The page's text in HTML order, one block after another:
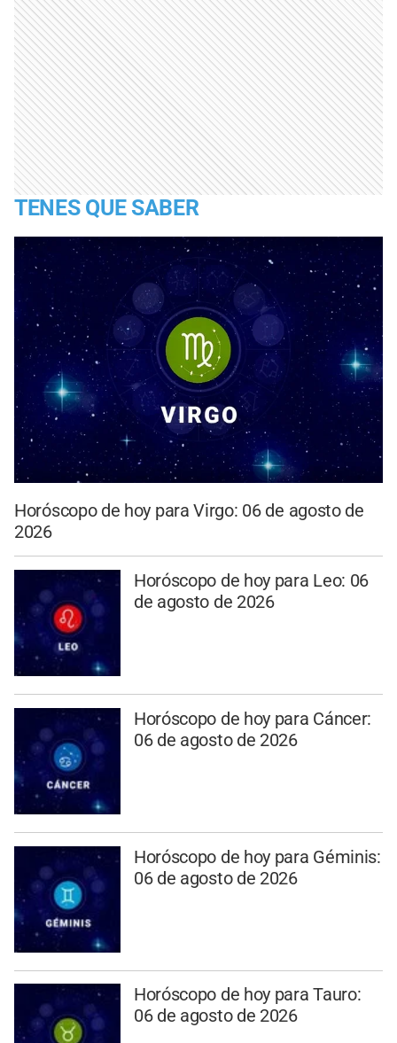
TENES QUE SABER
Horóscopo de hoy para Virgo: 06 de agosto de
2026
Horóscopo de hoy para Leo: 06
de agosto de 2026
Horóscopo de hoy para Cáncer:
06 de agosto de 2026
Horóscopo de hoy para Géminis:
06 de agosto de 2026
Horóscopo de hoy para Tauro:
06 de agosto de 2026